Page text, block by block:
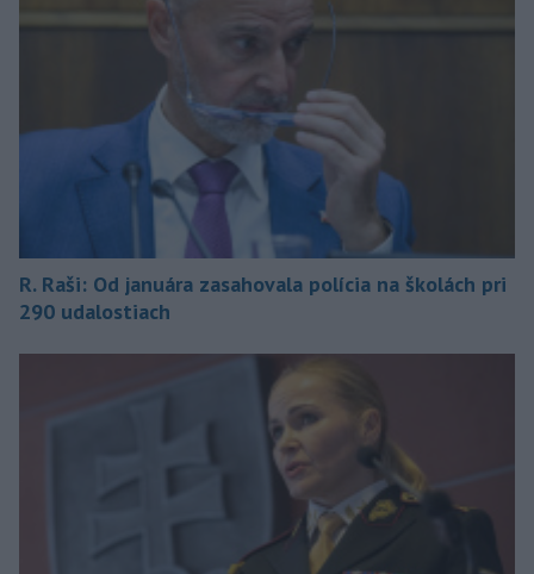
R. Raši: Od januára zasahovala polícia na školách pri
290 udalostiach